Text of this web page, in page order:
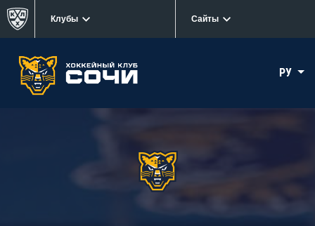
Клубы Сайты
РУ